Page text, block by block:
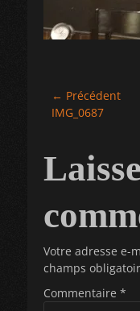
Navigation
de
← Précédent
Article
IMG_0687
Votre adresse e-
champs
Commentaire *